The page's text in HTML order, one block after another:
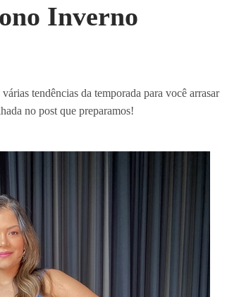
Inverno
tendências da temporada para você arrasar
no post que preparamos!